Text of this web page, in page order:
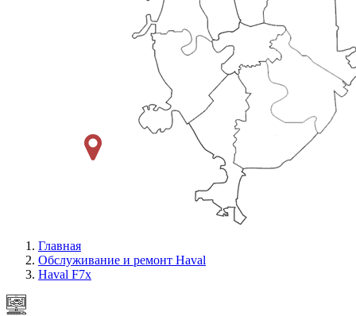
Главная
Обслуживание и ремонт Haval
Haval F7x